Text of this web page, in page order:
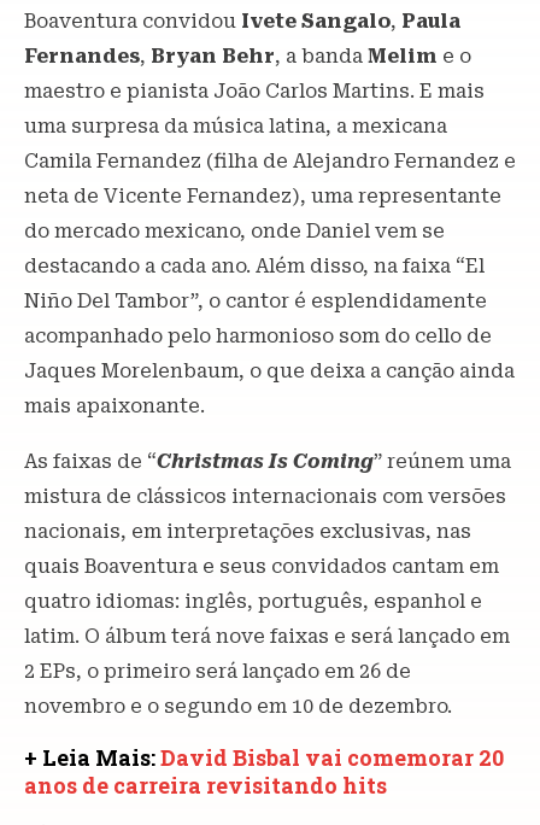
Boaventura convidou Ivete Sangalo, Paula
Fernandes, Bryan Behr, a banda Melim e o
maestro e pianista João Carlos Martins. E mais
uma surpresa da música latina, a mexicana
Camila Fernandez (filha de Alejandro Fernandez e
neta de Vicente Fernandez), uma representante
do mercado mexicano, onde Daniel vem se
destacando a cada ano. Além disso, na faixa “El
Niño Del Tambor”, o cantor é esplendidamente
acompanhado pelo harmonioso som do cello de
Jaques Morelenbaum, o que deixa a canção ainda
mais apaixonante.
As faixas de “Christmas Is Coming” reúnem uma
mistura de clássicos internacionais com versões
nacionais, em interpretações exclusivas, nas
quais Boaventura e seus convidados cantam em
quatro idiomas: inglês, português, espanhol e
latim. O álbum terá nove faixas e será lançado em
2 EPs, o primeiro será lançado em 26 de
novembro e o segundo em 10 de dezembro.
+ Leia Mais:David Bisbal vai comemorar 20
anos de carreira revisitando hits